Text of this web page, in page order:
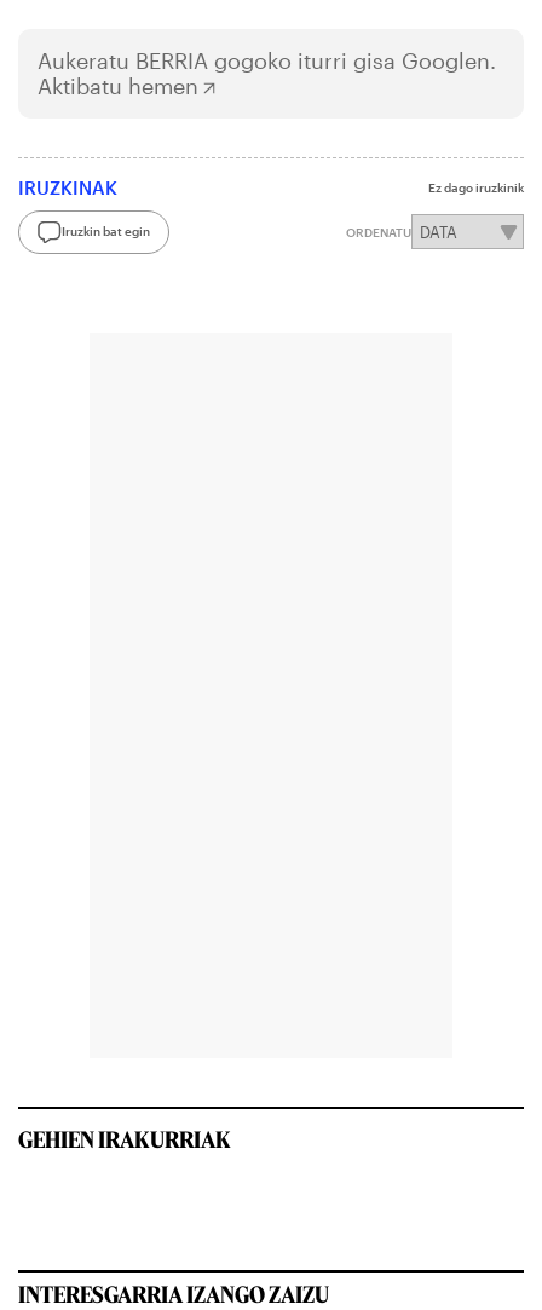
Aukeratu BERRIA gogoko iturri gisa Googlen.
Aktibatu hemen
IRUZKINAK Ez dago iruzkinik
Iruzkin bat egin ORDENATU
GEHIEN IRAKURRIAK
INTERESGARRIA IZANGO ZAIZU